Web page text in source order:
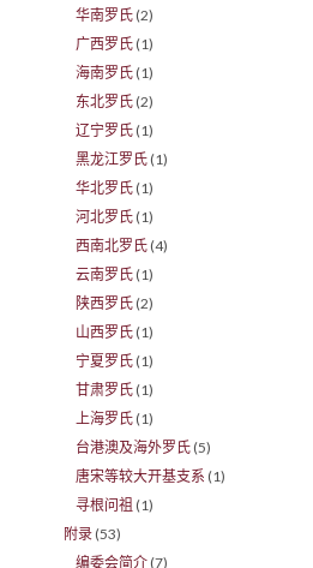
华南罗氏 (2)
广西罗氏 (1)
海南罗氏 (1)
东北罗氏 (2)
辽宁罗氏 (1)
黑龙江罗氏 (1)
华北罗氏 (1)
河北罗氏 (1)
西南北罗氏 (4)
云南罗氏 (1)
陕西罗氏 (2)
山西罗氏 (1)
宁夏罗氏 (1)
甘肃罗氏 (1)
上海罗氏 (1)
台港澳及海外罗氏 (5)
唐宋等较大开基支系 (1)
寻根问祖 (1)
附录 (53)
编委会简介 (7)